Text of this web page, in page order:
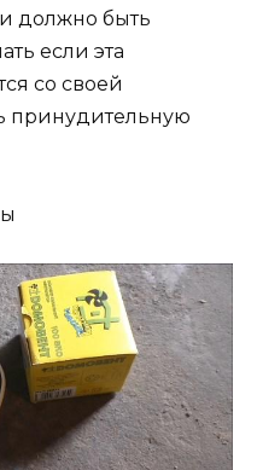
должно быть
если эта
со своей
принудительную